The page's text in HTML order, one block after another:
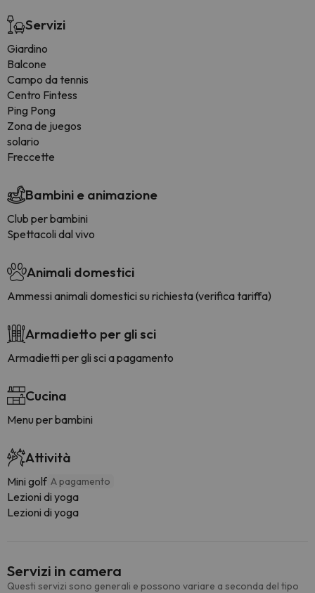
Servizi
Giardino
Balcone
Campo da tennis
Centro Fintess
Ping Pong
Zona de juegos
solario
Freccette
Bambini e animazione
Club per bambini
Spettacoli dal vivo
Animali domestici
Ammessi animali domestici su richiesta (verifica tariffa)
Armadietto per gli sci
Armadietti per gli sci a pagamento
Cucina
Menu per bambini
Attività
Mini golf A pagamento
Lezioni di yoga
Lezioni di yoga
Servizi in camera
Questi servizi sono generali e possono variare a seconda del tipo